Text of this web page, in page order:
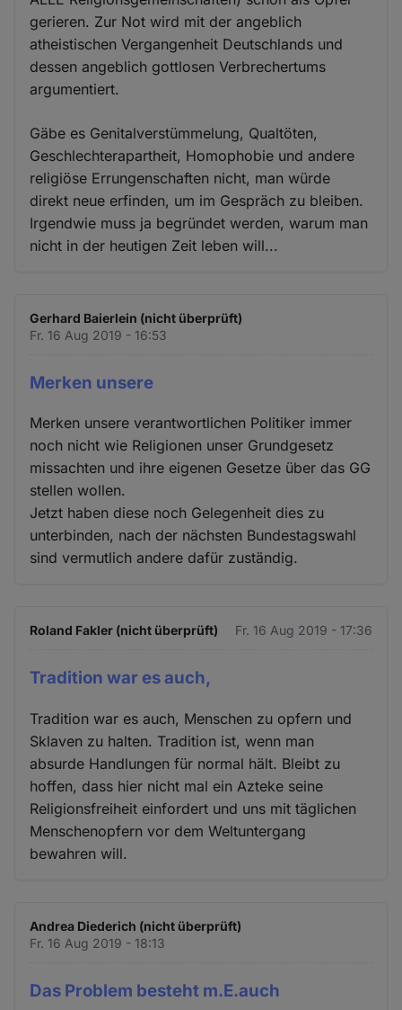
gerieren. Zur Not wird mit der angeblich
atheistischen Vergangenheit Deutschlands und
dessen angeblich gottlosen Verbrechertums
argumentiert.
Gäbe es Genitalverstümmelung, Qualtöten,
Geschlechterapartheit, Homophobie und andere
religiöse Errungenschaften nicht, man würde
direkt neue erfinden, um im Gespräch zu bleiben.
Irgendwie muss ja begründet werden, warum man
nicht in der heutigen Zeit leben will...
Gerhard Baierlein (nicht überprüft)
Fr. 16 Aug 2019 - 16:53
Merken unsere
Merken unsere verantwortlichen Politiker immer
noch nicht wie Religionen unser Grundgesetz
missachten und ihre eigenen Gesetze über das GG
stellen wollen.
Jetzt haben diese noch Gelegenheit dies zu
unterbinden, nach der nächsten Bundestagswahl
sind vermutlich andere dafür zuständig.
Roland Fakler (nicht überprüft) Fr. 16 Aug 2019 - 17:36
Tradition war es auch,
Tradition war es auch, Menschen zu opfern und
Sklaven zu halten. Tradition ist, wenn man
absurde Handlungen für normal hält. Bleibt zu
hoffen, dass hier nicht mal ein Azteke seine
Religionsfreiheit einfordert und uns mit täglichen
Menschenopfern vor dem Weltuntergang
bewahren will.
Andrea Diederich (nicht überprüft)
Fr. 16 Aug 2019 - 18:13
Das Problem besteht m.E.auch